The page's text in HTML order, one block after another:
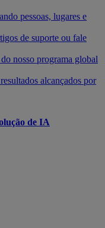
pessoas, lugares e
de suporte ou fale
nosso programa global
alcançados por
de IA